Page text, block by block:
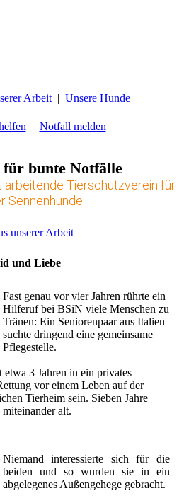
Arbeit Unsere Hunde
Notfall melden
für bunte Notfälle
Tierschutzverein für
Sennenhunde
unserer Arbeit
und Liebe
Fast genau vor vier Jahren rührte ein
Hilferuf bei BSiN viele Menschen zu
Tränen: Ein Seniorenpaar aus Italien
suchte dringend eine gemeinsame
Pflegestelle.
3 Jahren in ein privates
vor einem Leben auf der
Tierheim sein. Sieben Jahre
alt.
Niemand interessierte sich für die
beiden und so wurden sie in ein
abgelegenes Außengehege gebracht.